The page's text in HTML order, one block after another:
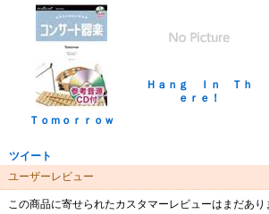
Ｔｏｍｏｒｒｏｗ
Ｈａｎｇ Ｉｎ Ｔｈ
ｅｒｅ！
ツイート
ユーザーレビュー
この商品に寄せられたカスタマーレビューはまだあり